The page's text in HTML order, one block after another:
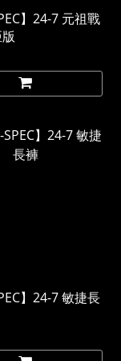
】24-7 元祖戰
】24-7 敏捷長